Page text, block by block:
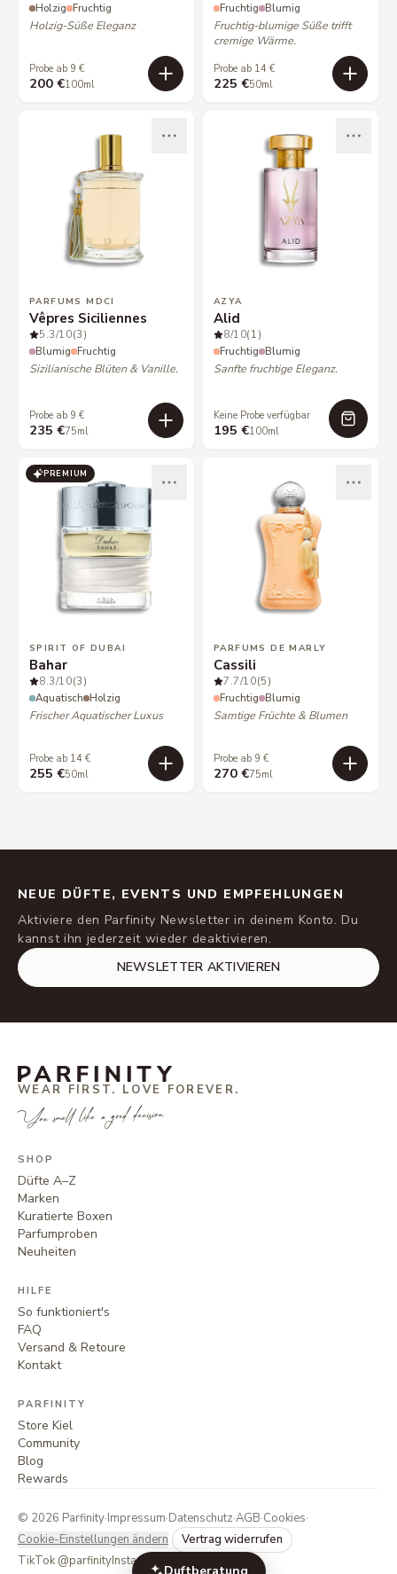
Holzig Fruchtig
Holzig-Süße Eleganz
Probe ab 9 €
200 €100ml
Fruchtig Blumig
Fruchtig-blumige Süße trifft
cremige Wärme.
Probe ab 14 €
225 €50ml
PARFUMS MDCI
Vêpres Siciliennes
5.3/10(3)
Blumig Fruchtig
Sizilianische Blüten & Vanille.
Probe ab 9 €
235 €75ml
AZYA
Alid
8/10(1)
Fruchtig Blumig
Sanfte fruchtige Eleganz.
Keine Probe verfügbar
195 €100ml
PREMIUM
SPIRIT OF DUBAI
Bahar
8.3/10(3)
Aquatisch Holzig
Frischer Aquatischer Luxus
Probe ab 14 €
255 €50ml
PARFUMS DE MARLY
Cassili
7.7/10(5)
Fruchtig Blumig
Samtige Früchte & Blumen
Probe ab 9 €
270 €75ml
NEUE DÜFTE, EVENTS UND EMPFEHLUNGEN
Aktiviere den Parfinity Newsletter in deinem Konto. Du
kannst ihn jederzeit wieder deaktivieren.
NEWSLETTER AKTIVIEREN
WEAR FIRST. LOVE FOREVER.
You smell like a good decision.
SHOP
Düfte A–Z
Marken
Kuratierte Boxen
Parfumproben
Neuheiten
HILFE
So funktioniert's
FAQ
Versand & Retoure
Kontakt
PARFINITY
Store Kiel
Community
Blog
Rewards
© 2026 Parfinity·Impressum·Datenschutz·AGB·Cookies·
Cookie-Einstellungen ändern
Vertrag widerrufen
TikTok @parfinityInstagram @parfinity.de